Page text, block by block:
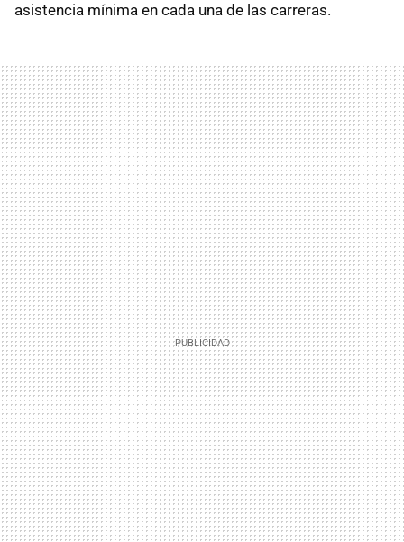
asistencia mínima en cada una de las carreras.